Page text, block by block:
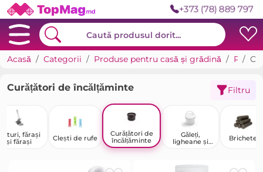
+373 (78) 889 797
Acasă Categorii Produse pentru casă și grădină Produse gospodărești Curățători de încălțăminte
Curățători de încălțăminte Filtru
fărași
și fărași
Clești de rufe
Curățători de
încălțăminte
Găleți,
ligheane și
Brichete